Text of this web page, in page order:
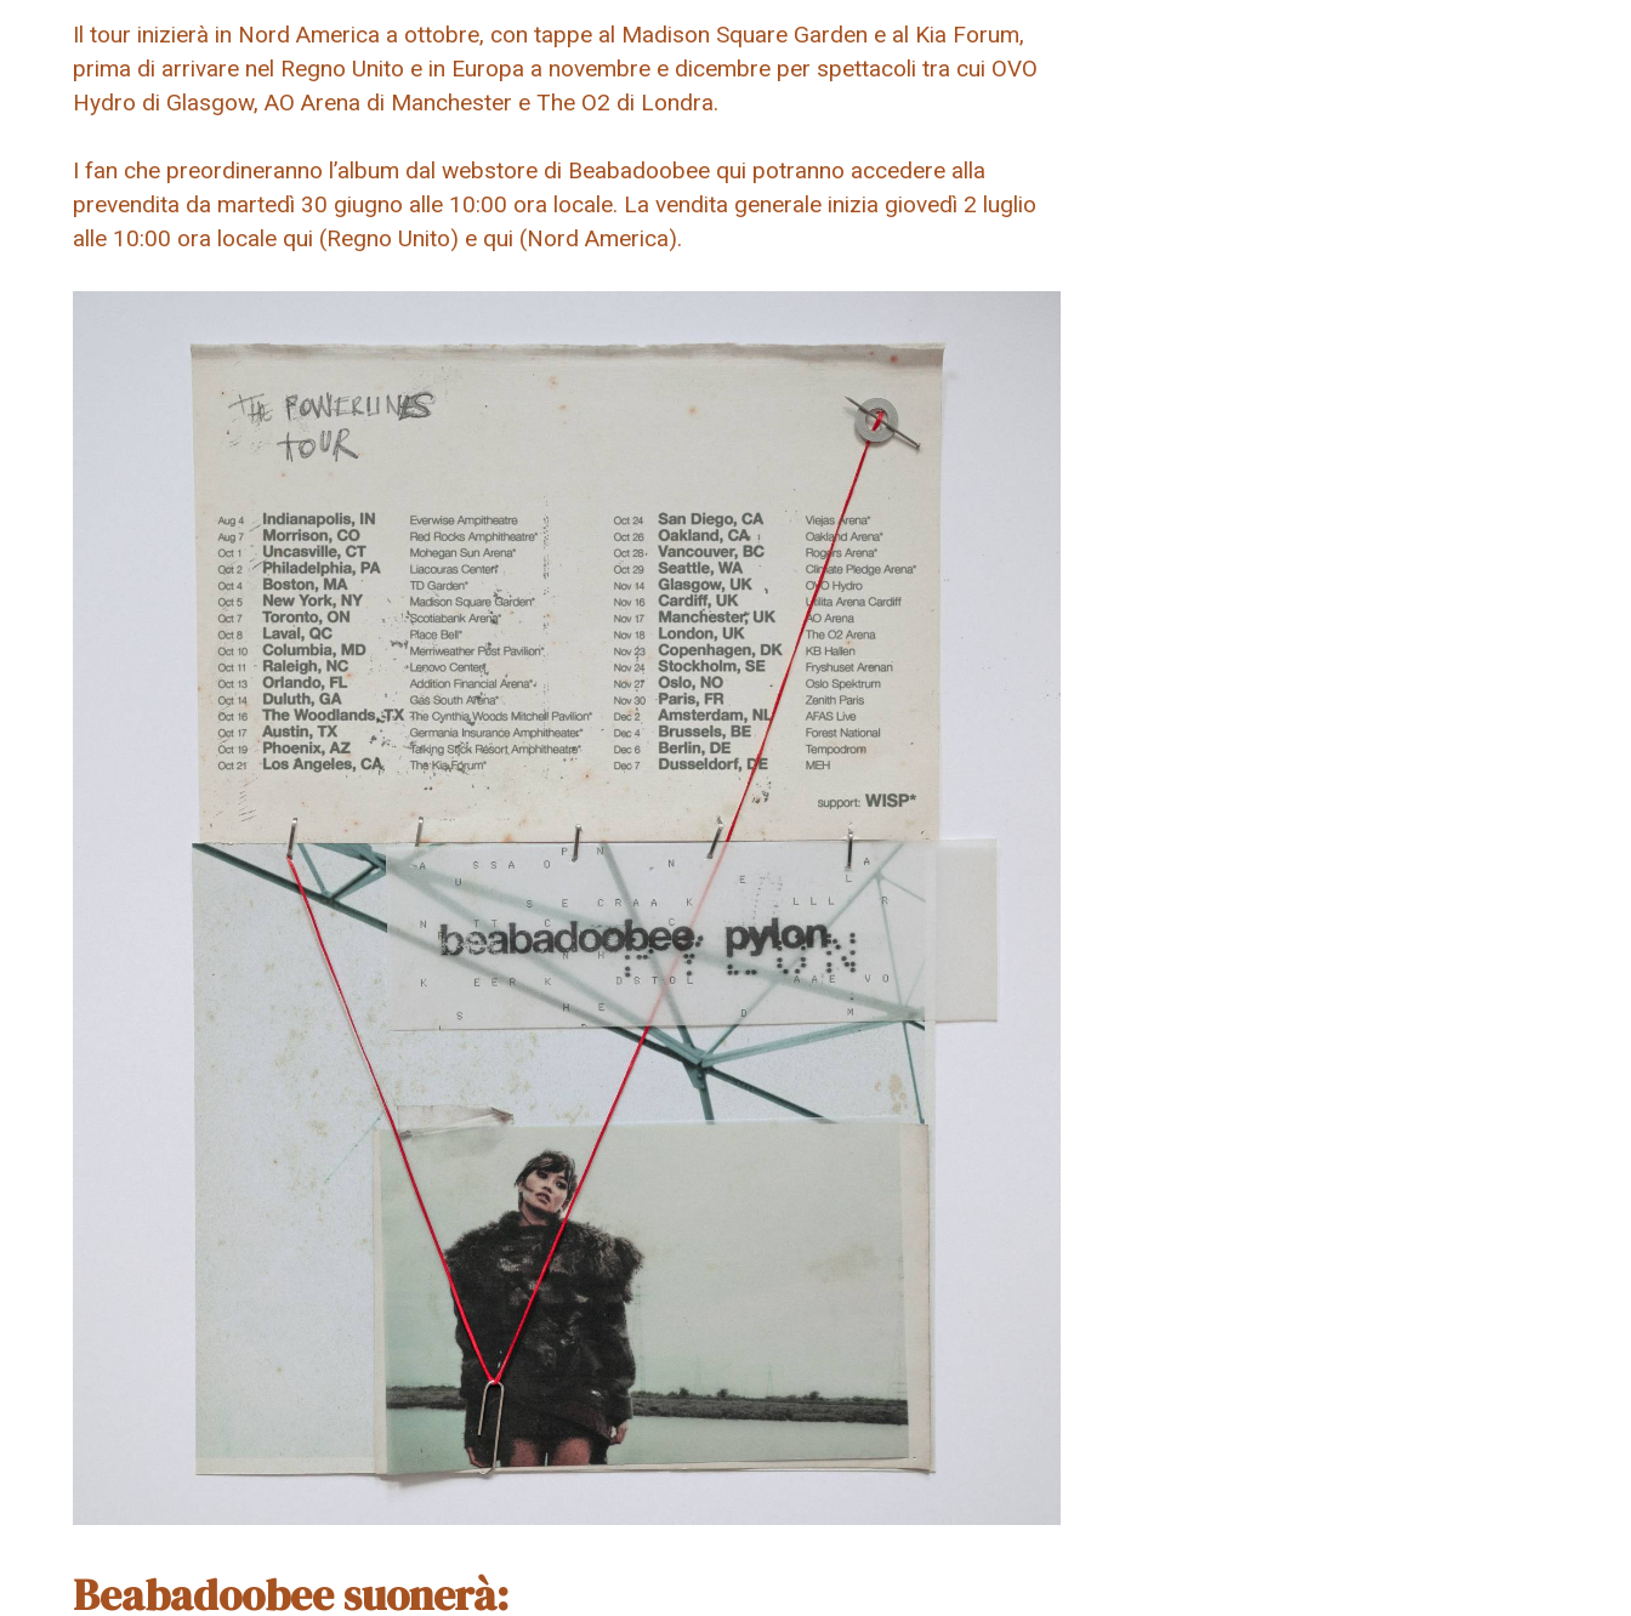
Il tour inizierà in Nord America a ottobre, con tappe al Madison Square Garden e al Kia Forum,
prima di arrivare nel Regno Unito e in Europa a novembre e dicembre per spettacoli tra cui OVO
Hydro di Glasgow, AO Arena di Manchester e The O2 di Londra.
I fan che preordineranno l’album dal webstore di Beabadoobee qui potranno accedere alla
prevendita da martedì 30 giugno alle 10:00 ora locale. La vendita generale inizia giovedì 2 luglio
alle 10:00 ora locale qui (Regno Unito) e qui (Nord America).
Beabadoobee suonerà: